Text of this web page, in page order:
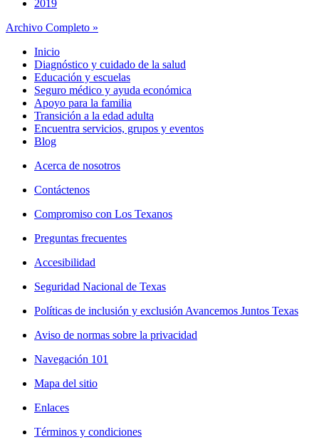
2019
Archivo Completo »
Inicio
Diagnóstico y cuidado de la salud
Educación y escuelas
Seguro médico y ayuda económica
Apoyo para la familia
Transición a la edad adulta
Encuentra servicios, grupos y eventos
Blog
Acerca de nosotros
Contáctenos
Compromiso con Los Texanos
Preguntas frecuentes
Accesibilidad
Seguridad Nacional de Texas
Políticas de inclusión y exclusión Avancemos Juntos Texas
Aviso de normas sobre la privacidad
Navegación 101
Mapa del sitio
Enlaces
Términos y condiciones